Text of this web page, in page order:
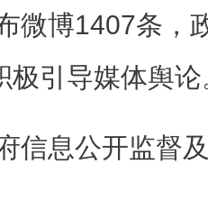
微博1407条，
极引导媒体舆论
息公开监督及